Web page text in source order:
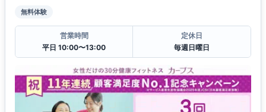
無料体験
営業時間
平日 10:00〜13:00
定休日
毎週日曜日